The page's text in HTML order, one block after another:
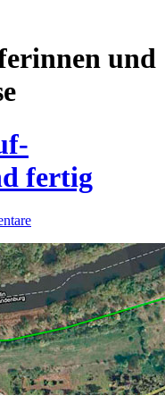
und
fertig